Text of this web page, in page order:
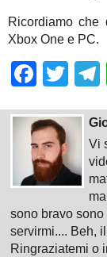
Ricordiamo
Xbox One e PC.
Vi
sono bravo
servirmi.... Beh,
Ringraziatemi o